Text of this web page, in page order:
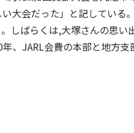
い大会だった」と記してい
しばらくは,大塚さんの思
、JARL会費の本部と地方支